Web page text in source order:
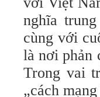
nghĩa
cùng với
là nơi phản
Trong vai
„cách